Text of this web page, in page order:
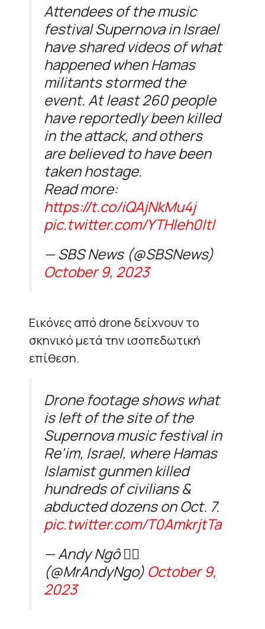
Attendees of the music
festival Supernova in Israel
have shared videos of what
happened when Hamas
militants stormed the
event. At least 260 people
have reportedly been killed
in the attack, and others
are believed to have been
taken hostage.
Read more:
https://t.co/iQAjNkMu4j
pic.twitter.com/YTHleh0Itl
— SBS News (@SBSNews)
October 9, 2023
Εικόνες από drone δείχνουν το
σκηνικό μετά την ισοπεδωτική
επίθεση.
Drone footage shows what
is left of the site of the
Supernova music festival in
Re'im, Israel, where Hamas
Islamist gunmen killed
hundreds of civilians &
abducted dozens on Oct. 7.
pic.twitter.com/T0AmkrjtTa
— Andy Ngô 🏳️‍🌈
(@MrAndyNgo) October 9,
2023